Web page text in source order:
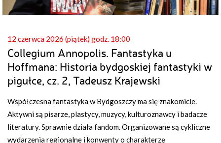
12 czerwca 2026 (piątek) godz. 18:00
Collegium Annopolis. Fantastyka u
Hoffmana: Historia bydgoskiej fantastyki w
pigułce, cz. 2, Tadeusz Krajewski
Współczesna fantastyka w Bydgoszczy ma się znakomicie.
Aktywni są pisarze, plastycy, muzycy, kulturoznawcy i badacze
literatury. Sprawnie działa fandom. Organizowane są cykliczne
wydarzenia regionalne i konwenty o charakterze